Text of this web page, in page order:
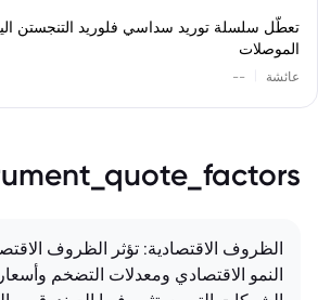
تعطّل سلسلة توريد سداسي فلوريد التنجستن
الموصلات
عائشة --
الظروف الاقتصادية: تؤثر الظروف
النمو الاقتصادي ومعدلات التضخم وأسعار